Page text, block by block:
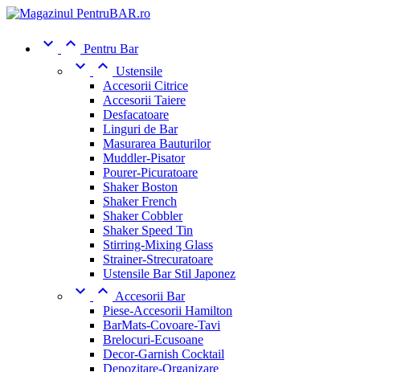
  Pentru Bar
  Ustensile
Accesorii Citrice
Accesorii Taiere
Desfacatoare
Linguri de Bar
Masurarea Bauturilor
Muddler-Pisator
Pourer-Picuratoare
Shaker Boston
Shaker French
Shaker Cobbler
Shaker Speed Tin
Stirring-Mixing Glass
Strainer-Strecuratoare
Ustensile Bar Stil Japonez
  Accesorii Bar
Piese-Accesorii Hamilton
BarMats-Covoare-Tavi
Brelocuri-Ecusoane
Decor-Garnish Cocktail
Depozitare-Organizare